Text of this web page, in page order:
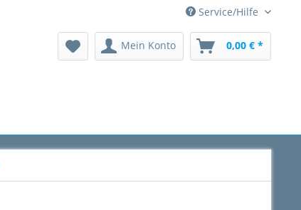
Service/Hilfe
Mein Konto 0,00 € *